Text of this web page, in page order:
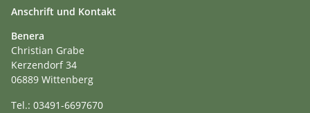
Anschrift und Kontakt
Benera
Christian Grabe
Kerzendorf 34
06889 Wittenberg
Tel.: 03491-6697670